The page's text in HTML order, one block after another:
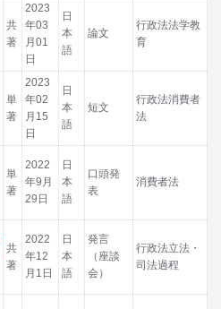
共
著
2023
年03
月01
日
日
本
語
論文
行政法法学教
育
単
著
2023
年02
月15
日
日
本
語
短文
行政法消費者
法
単
著
2022
年9月
29日
日
本
語
口頭発
表
消費者法
共
著
2022
年12
月1日
日
本
語
発言
（座談
会）
行政法立法・
司法過程